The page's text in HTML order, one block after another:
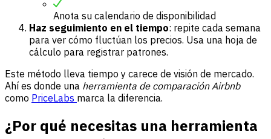
Anota su calendario de disponibilidad
Haz seguimiento en el tiempo: repite cada semana
para ver cómo fluctúan los precios. Usa una hoja de
cálculo para registrar patrones.
Este método lleva tiempo y carece de visión de mercado.
Ahí es donde una herramienta de comparación Airbnb
como PriceLabs marca la diferencia.
¿Por qué necesitas una herramienta